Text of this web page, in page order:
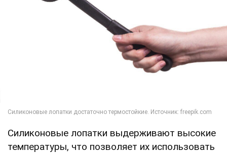
Силиконовые лопатки выдерживают высокие
температуры, что позволяет их использовать